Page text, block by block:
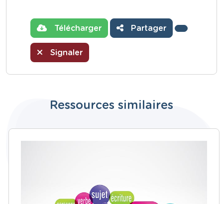
Télécharger Partager
Signaler
Ressources similaires